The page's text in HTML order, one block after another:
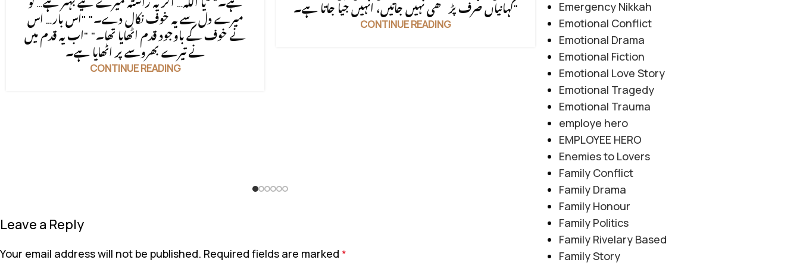
ہے۔" "یا اللہ… اگر یہ راستہ میرے لیے بہتر ہے… تو
میرے دل سے یہ خوف نکال دے۔" "اس بار… اس
نے خوف کے باوجود قدم اٹھایا تھا۔" "اب یہ قدم میں
نے تیرے بھروسے پر اٹھایا ہے۔
CONTINUE READING
کہانیاں صرف پڑھی نہیں جاتیں، انہیں جیا جاتا ہے۔"
CONTINUE READING
CONTINUE READING
Leave a Reply
Your email address will not be published. Required fields are marked *
Emergency Nikkah
Emotional Conflict
Emotional Drama
Emotional Fiction
Emotional Love Story
Emotional Tragedy
Emotional Trauma
employe hero
EMPLOYEE HERO
Enemies to Lovers
Family Conflict
Family Drama
Family Honour
Family Politics
Family Rivelary Based
Family Story